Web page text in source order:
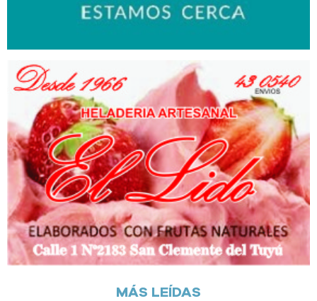
MÁS LEÍDAS